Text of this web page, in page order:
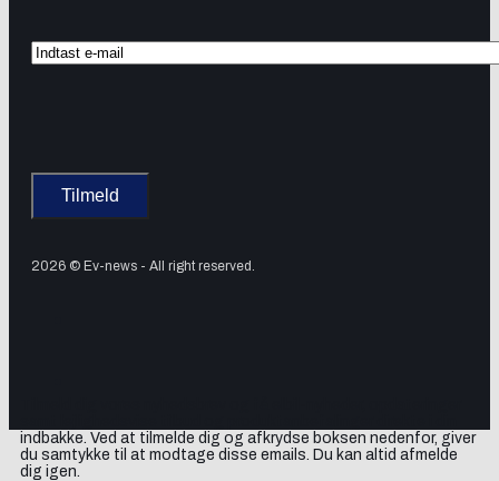
2026 © Ev-news - All right reserved.
indbakke. Ved at tilmelde dig og afkrydse boksen nedenfor, giver
du samtykke til at modtage disse emails. Du kan altid afmelde
dig igen.